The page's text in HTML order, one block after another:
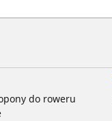
do roweru